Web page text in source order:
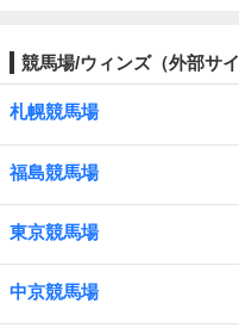
競馬場/ウィンズ（外部サイ
札幌競馬場
福島競馬場
東京競馬場
中京競馬場